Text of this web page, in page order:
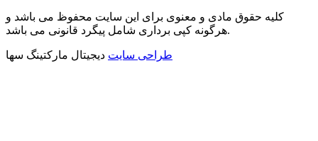
کلیه حقوق مادی و معنوی برای این سایت محفوظ می باشد و
هرگونه کپی برداری شامل پیگرد قانونی می باشد.
طراحی سایت دیجیتال مارکتینگ سها